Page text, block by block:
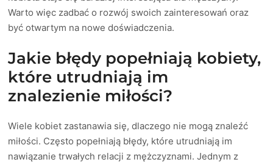
Warto więc zadbać o rozwój swoich zainteresowań oraz
być otwartym na nowe doświadczenia.
Jakie błędy popełniają kobiety,
które utrudniają im
znalezienie miłości?
Wiele kobiet zastanawia się, dlaczego nie mogą znaleźć
miłości. Często popełniają błędy, które utrudniają im
nawiązanie trwałych relacji z mężczyznami. Jednym z